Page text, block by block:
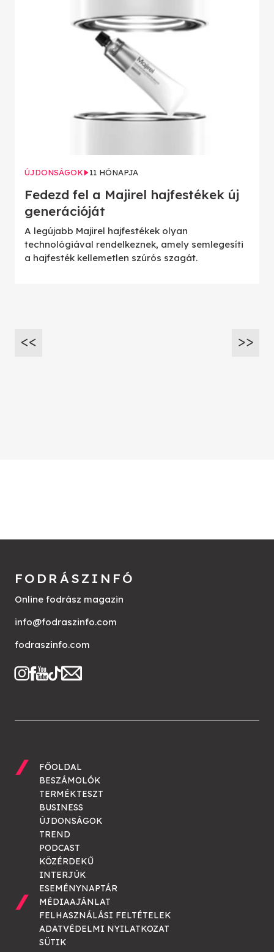
ÚJDONSÁGOK 11 HÓNAPJA
Fedezd fel a Majirel hajfestékek új
generációját
A legújabb Majirel hajfestékek olyan
technológiával rendelkeznek, amely semlegesíti
a hajfesték kellemetlen szúrós szagát.
FODRÁSZINFÓ
Online fodrász magazin
info@fodraszinfo.com
fodraszinfo.com
FŐOLDAL
BESZÁMOLÓK
TERMÉKTESZT
BUSINESS
ÚJDONSÁGOK
TREND
PODCAST
KÖZÉRDEKŰ
INTERJÚK
ESEMÉNYNAPTÁR
MÉDIAAJÁNLAT
FELHASZNÁLÁSI FELTÉTELEK
ADATVÉDELMI NYILATKOZAT
SÜTIK